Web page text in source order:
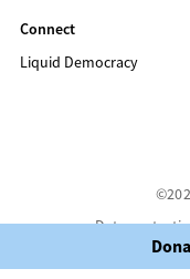
Connect
Liquid Democracy
Data